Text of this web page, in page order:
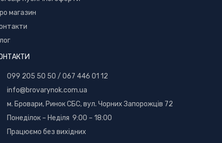
магазин
099 205 50 50 / 067 446 01 12
info@brovarynok.com.ua
м. Бровари, Ринок СБС, вул. Чорних Запорожців 72
Понеділок – Неділя 9:00 – 18:00
Працюємо без вихідних